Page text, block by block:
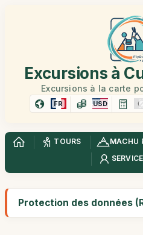
Excursions à
Excursions à la carte
FR USD
TOURS MACHU
Protection des données